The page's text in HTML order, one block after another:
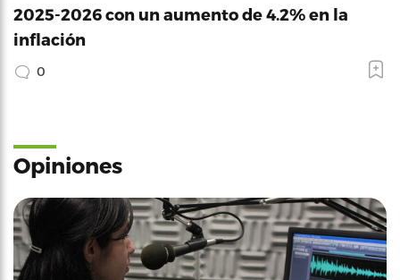
2025-2026 con un aumento de 4.2% en la
inflación
0
Opiniones